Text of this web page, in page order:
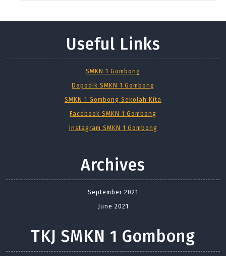
Useful Links
SMKN 1 Gombong
Dapodik SMKN 1 Gombong
SMKN 1 Gombong Sekolah Kita
Facebook SMKN 1 Gombong
Instagram SMKN 1 Gombong
Archives
September 2021
June 2021
TKJ SMKN 1 Gombong